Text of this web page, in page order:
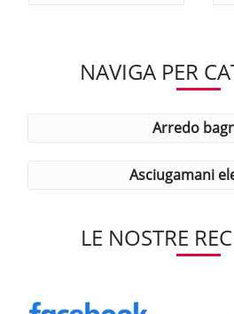
NAVIGA PER
arredo
asciugamani
LE NOSTRE